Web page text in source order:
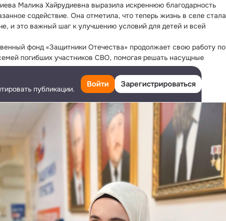
Малика Хайрудиевна выразила искреннюю благодарность
содействие. Она отметила, что теперь жизнь в селе стала
и это важный шаг к улучшению условий для детей и всей
фонд «Защитники Отечества» продолжает свою работу по
погибших участников СВО, помогая решать насущные
качество жизни в регионах.
публикации.
Войти Зарегистрироваться